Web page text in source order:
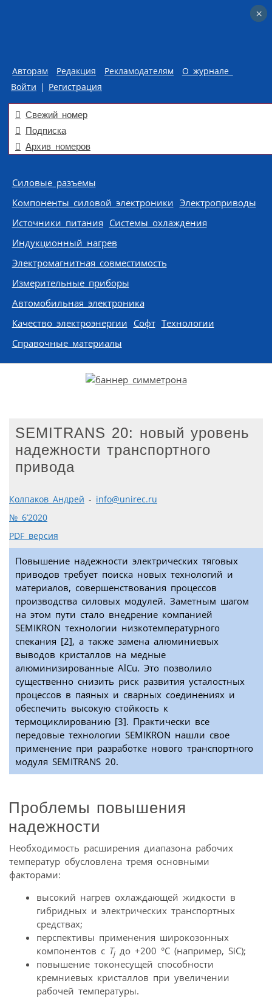
Авторам Редакция Рекламодателям
О журнале
Войти | Регистрация
Свежий номер
Подписка
Архив номеров
Skip to content
Силовые разъемы
Компоненты силовой электроники Электроприводы
Источники питания Системы охлаждения
Индукционный нагрев
Электромагнитная совместимость
Измерительные приборы
Автомобильная электроника
Качество электроэнергии Софт Технологии
Справочные материалы
SEMITRANS 20: новый уровень
надежности транспортного
привода
Колпаков Андрей - info@unirec.ru
№ 6’2020
PDF версия
Повышение надежности электрических тяговых
приводов требует поиска новых технологий и
материалов, совершенствования процессов
производства силовых модулей. Заметным шагом
на этом пути стало внедрение компанией
SEMIKRON технологии низкотемпературного
спекания [2], а также замена алюминиевых
выводов кристаллов на медные
алюминизированные AlCu. Это позволило
существенно снизить риск развития усталостных
процессов в паяных и сварных соединениях и
обеспечить высокую стойкость к
термоциклированию [3]. Практически все
передовые технологии SEMIKRON нашли свое
применение при разработке нового транспортного
модуля SEMITRANS 20.
Проблемы повышения
надежности
Необходимость расширения диапазона рабочих
температур обусловлена тремя основными
факторами:
высокий нагрев охлаждающей жидкости в
гибридных и электрических транспортных
средствах;
перспективы применения широкозонных
компонентов с Tj до +200 °С (например, SiC);
повышение токонесущей способности
кремниевых кристаллов при увеличении
рабочей температуры.
×
×